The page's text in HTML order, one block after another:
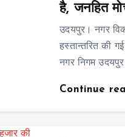
है, जनहित
उदयपुर। नगर
हस्तान्तरित की
नगर निगम
Continue